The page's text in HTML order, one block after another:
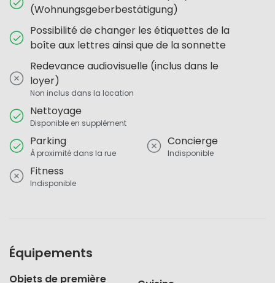
(Wohnungsgeberbestätigung)
Possibilité de changer les étiquettes de la
boîte aux lettres ainsi que de la sonnette
Redevance audiovisuelle (inclus dans le
loyer)
Non inclus dans la location
Nettoyage
Disponible en supplément
Parking
À proximité dans la rue
Concierge
Indisponible
Fitness
Indisponible
Équipements
Objets de première